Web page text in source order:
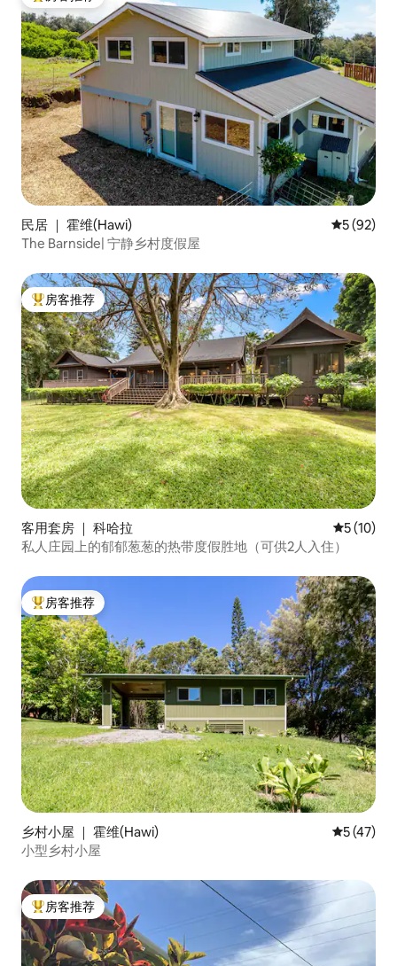
热门「房客推荐」
民居 ｜ 霍维(Hawi) 平均评分
5 (92)
The Barnside| 宁静乡村度假屋
热门「房客推荐」
房客推荐
客用套房 ｜ 科哈拉 平均评分
5 (10)
私人庄园上的郁郁葱葱的热带度假胜地（可供2人入住）
热门「房客推荐」
房客推荐
乡村小屋 ｜ 霍维(Hawi) 平均评分
5 (47)
小型乡村小屋
热门「房客推荐」
房客推荐